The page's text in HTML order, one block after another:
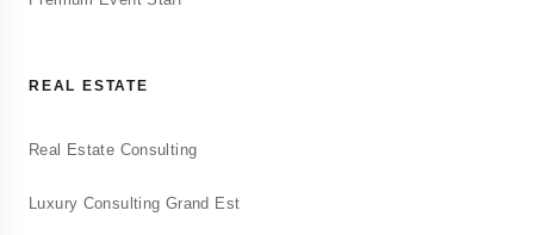
REAL ESTATE
Real Estate Consulting
Luxury Consulting Grand Est